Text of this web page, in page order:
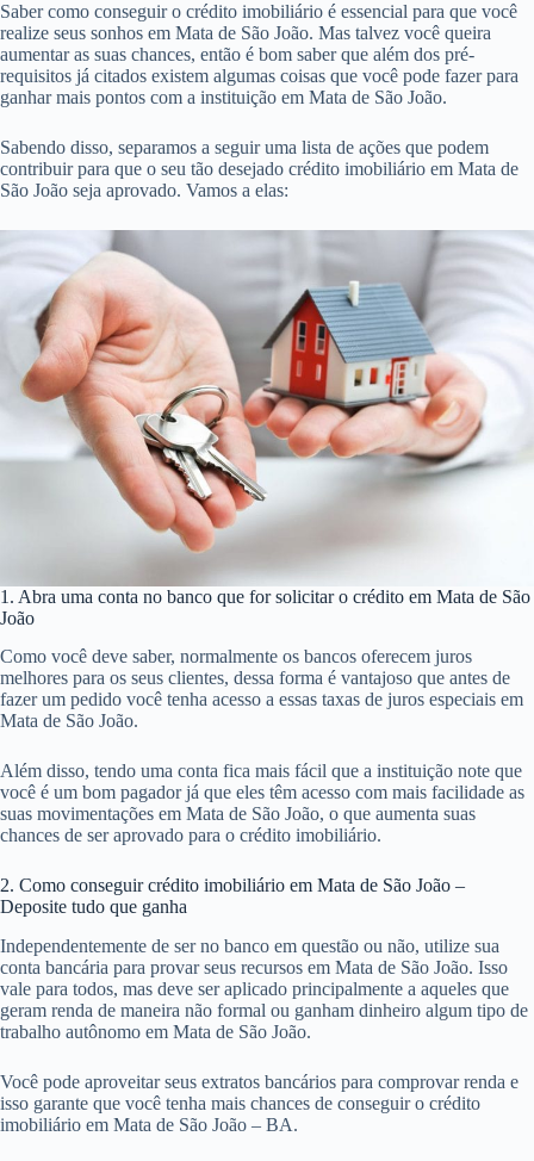
Saber como conseguir o crédito imobiliário é essencial para que você
realize seus sonhos em Mata de São João. Mas talvez você queira
aumentar as suas chances, então é bom saber que além dos pré-
requisitos já citados existem algumas coisas que você pode fazer para
ganhar mais pontos com a instituição em Mata de São João.
Sabendo disso, separamos a seguir uma lista de ações que podem
contribuir para que o seu tão desejado crédito imobiliário em Mata de
São João seja aprovado. Vamos a elas:
1. Abra uma conta no banco que for solicitar o crédito em Mata de São
João
Como você deve saber, normalmente os bancos oferecem juros
melhores para os seus clientes, dessa forma é vantajoso que antes de
fazer um pedido você tenha acesso a essas taxas de juros especiais em
Mata de São João.
Além disso, tendo uma conta fica mais fácil que a instituição note que
você é um bom pagador já que eles têm acesso com mais facilidade as
suas movimentações em Mata de São João, o que aumenta suas
chances de ser aprovado para o crédito imobiliário.
2. Como conseguir crédito imobiliário em Mata de São João –
Deposite tudo que ganha
Independentemente de ser no banco em questão ou não, utilize sua
conta bancária para provar seus recursos em Mata de São João. Isso
vale para todos, mas deve ser aplicado principalmente a aqueles que
geram renda de maneira não formal ou ganham dinheiro algum tipo de
trabalho autônomo em Mata de São João.
Você pode aproveitar seus extratos bancários para comprovar renda e
isso garante que você tenha mais chances de conseguir o crédito
imobiliário em Mata de São João – BA.